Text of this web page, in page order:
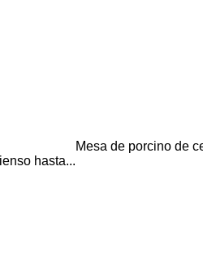
de porcino de cebo
hasta...